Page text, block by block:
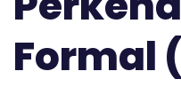
Formal